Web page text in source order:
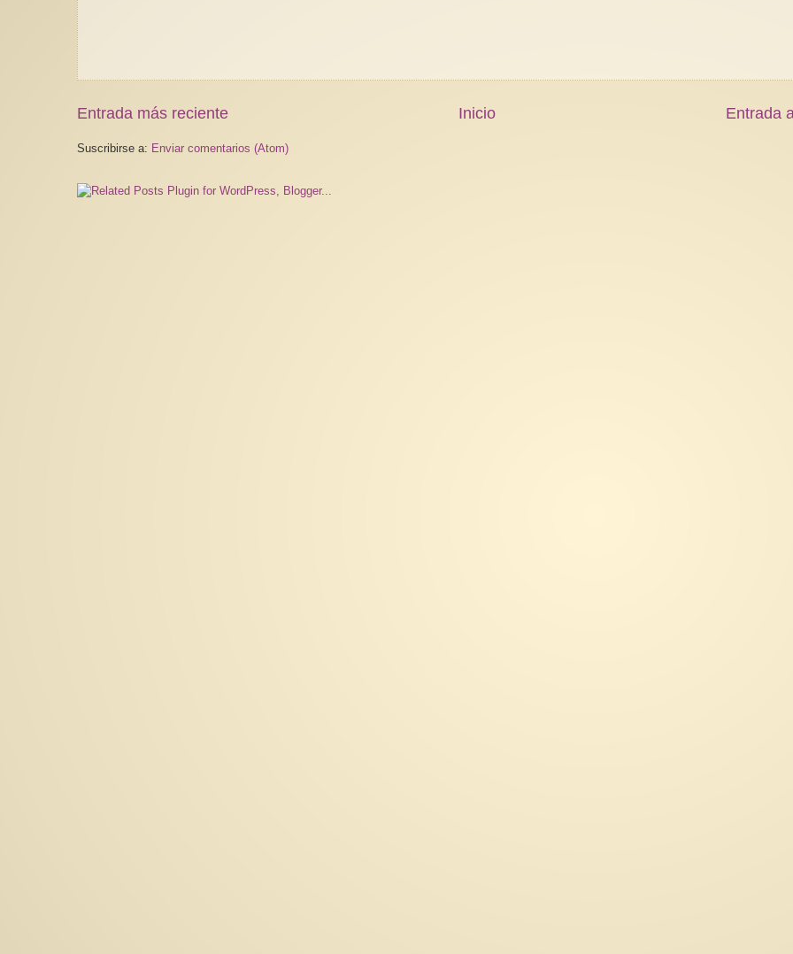
Entrada más reciente Entrada
Inicio
Suscribirse a: Enviar comentarios (Atom)